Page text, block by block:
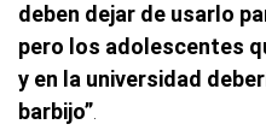
deben dejar de usarlo
pero los adolescentes
y en la universidad
barbijo”